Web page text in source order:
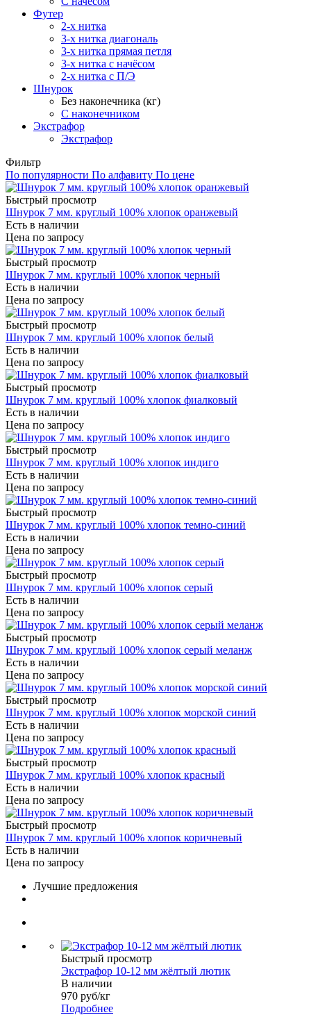
Футер
2-х нитка
3-х нитка диагональ
3-х нитка прямая петля
3-х нитка с начёсом
2-х нитка с П/Э
Шнурок
Без наконечника (кг)
С наконечником
Экстрафор
Экстрафор
Фильтр
По популярности По алфавиту По цене
Быстрый просмотр
Шнурок 7 мм. круглый 100% хлопок оранжевый
Есть в наличии
Цена по запросу
Быстрый просмотр
Шнурок 7 мм. круглый 100% хлопок черный
Есть в наличии
Цена по запросу
Быстрый просмотр
Шнурок 7 мм. круглый 100% хлопок белый
Есть в наличии
Цена по запросу
Быстрый просмотр
Шнурок 7 мм. круглый 100% хлопок фиалковый
Есть в наличии
Цена по запросу
Быстрый просмотр
Шнурок 7 мм. круглый 100% хлопок индиго
Есть в наличии
Цена по запросу
Быстрый просмотр
Шнурок 7 мм. круглый 100% хлопок темно-синий
Есть в наличии
Цена по запросу
Быстрый просмотр
Шнурок 7 мм. круглый 100% хлопок серый
Есть в наличии
Цена по запросу
Быстрый просмотр
Шнурок 7 мм. круглый 100% хлопок серый меланж
Есть в наличии
Цена по запросу
Быстрый просмотр
Шнурок 7 мм. круглый 100% хлопок морской синий
Есть в наличии
Цена по запросу
Быстрый просмотр
Шнурок 7 мм. круглый 100% хлопок красный
Есть в наличии
Цена по запросу
Быстрый просмотр
Шнурок 7 мм. круглый 100% хлопок коричневый
Есть в наличии
Цена по запросу
Лучшие предложения
Быстрый просмотр
Экстрафор 10-12 мм жёлтый лютик
В наличии
970 руб/кг
Подробнее